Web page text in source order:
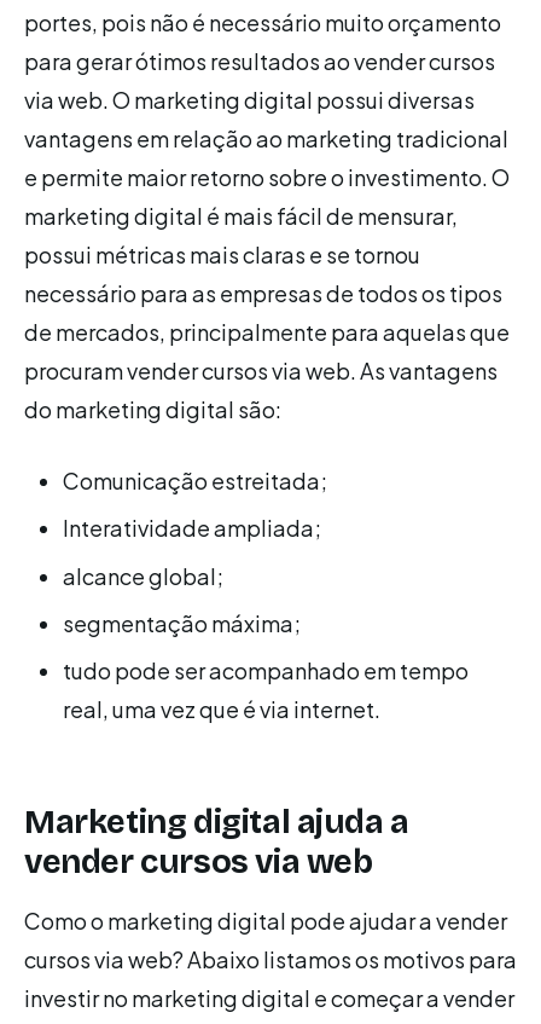
portes, pois não é necessário muito orçamento
para gerar ótimos resultados ao vender cursos
via web. O marketing digital possui diversas
vantagens em relação ao marketing tradicional
e permite maior retorno sobre o investimento. O
marketing digital é mais fácil de mensurar,
possui métricas mais claras e se tornou
necessário para as empresas de todos os tipos
de mercados, principalmente para aquelas que
procuram vender cursos via web. As vantagens
do marketing digital são:
Comunicação estreitada;
Interatividade ampliada;
alcance global;
segmentação máxima;
tudo pode ser acompanhado em tempo
real, uma vez que é via internet.
Marketing digital ajuda a
vender cursos via web
Como o marketing digital pode ajudar a vender
cursos via web? Abaixo listamos os motivos para
investir no marketing digital e começar a vender